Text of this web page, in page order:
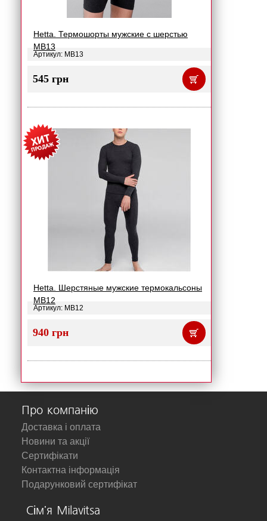
Hetta. Термошорты мужские с шерстью
MB13
Артикул: MB13
545 грн
Hetta. Шерстяные мужские термокальсоны
MB12
Артикул: MB12
940 грн
Про компанію
Доставка і оплата
Новини та акції
Сертифікати
Контактна інформація
Подарунковий сертифікат
Сім'я Milavitsa